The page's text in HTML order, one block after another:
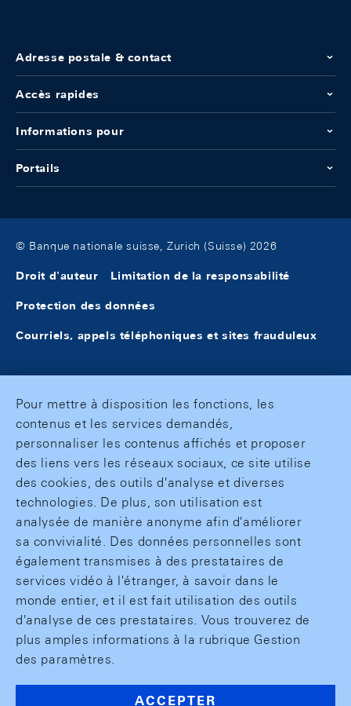
Adresse postale & contact
Accès rapides
Informations pour
Portails
© Banque nationale suisse, Zurich (Suisse) 2026
Droit d'auteur Limitation de la responsabilité
Protection des données
Courriels, appels téléphoniques et sites frauduleux
Pour mettre à disposition les fonctions, les
contenus et les services demandés,
personnaliser les contenus affichés et proposer
des liens vers les réseaux sociaux, ce site utilise
des cookies, des outils d'analyse et diverses
technologies. De plus, son utilisation est
analysée de manière anonyme afin d'améliorer
sa convivialité. Des données personnelles sont
également transmises à des prestataires de
services vidéo à l'étranger, à savoir dans le
monde entier, et il est fait utilisation des outils
d'analyse de ces prestataires. Vous trouverez de
plus amples informations à la rubrique Gestion
des paramètres.
ACCEPTER